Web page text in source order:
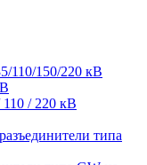
110/150/220 кВ
/ 220 кВ
типа